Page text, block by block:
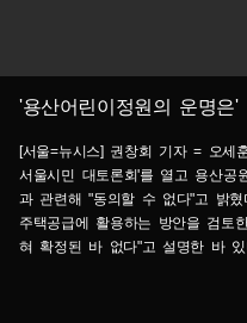
'용산어린이정원의 운명은'
[서울=뉴시스] 권창회 기자 = 오세
서울시민 대토론회'를 열고 용산공
과 관련해 "동의할 수 없다"고 밝
주택공급에 활용하는 방안을 검토
혀 확정된 바 없다"고 설명한 바